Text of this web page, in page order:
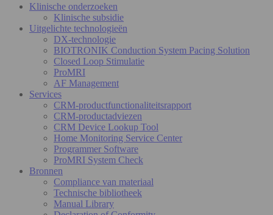
Klinische onderzoeken
Klinische subsidie
Uitgelichte technologieën
DX-technologie
BIOTRONIK Conduction System Pacing Solution
Closed Loop Stimulatie
ProMRI
AF Management
Services
CRM-productfunctionaliteitsrapport
CRM-productadviezen
CRM Device Lookup Tool
Home Monitoring Service Center
Programmer Software
ProMRI System Check
Bronnen
Compliance van materiaal
Technische bibliotheek
Manual Library